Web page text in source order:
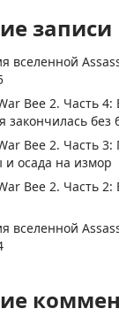
записи
вселенной
Bee 2. Часть 4:
закончилась без
Bee 2. Часть
и осада на измор
Bee 2. Часть 2:
вселенной